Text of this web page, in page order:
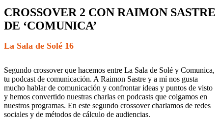
CROSSOVER 2 CON RAIMON SASTRE
DE ‘COMUNICA’
La Sala de Solé 16
Segundo crossover que hacemos entre La Sala de Solé y Comunica,
tu podcast de comunicación. A Raimon Sastre y a mí nos gusta
mucho hablar de comunicación y confrontar ideas y puntos de visto
y hemos convertido nuestras charlas en podcasts que colgamos en
nuestros programas. En este segundo crossover charlamos de redes
sociales y de métodos de cálculo de audiencias.